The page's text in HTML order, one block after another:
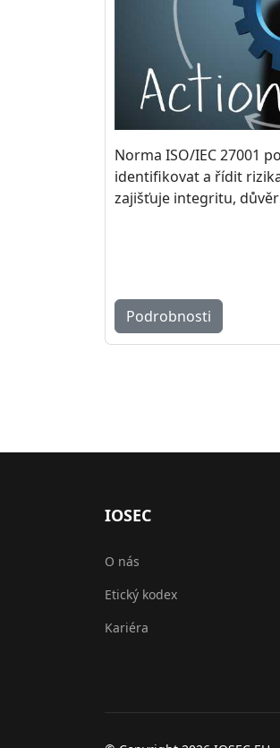
Norma ISO/IEC 27001
identifikovat a řídit
zajišťuje integritu,
Podrobnosti
IOSEC
O nás
Etický kodex
Kariéra